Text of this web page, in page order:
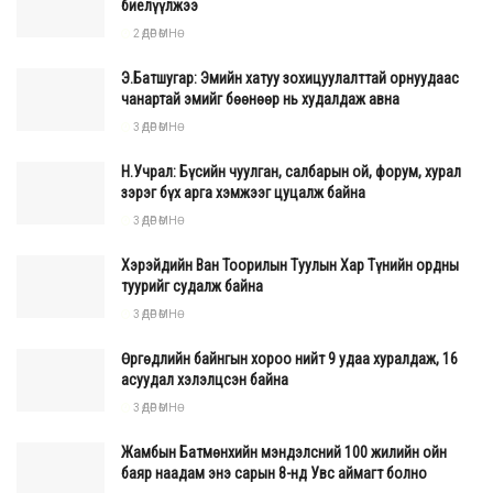
бага буюу сэрүүн, хур тунадасны хувьд Дорнодын өмнөд
хэсгээр дунджийн орчим, бусад нутгаар ахиу орох байх
төлөвтэй. Нэгдүгээр арав хоногийн ихэнх хугацаанд
сэрүүн, ялангуяа эхэн үеэр ихэнх нутгаар олон жилийн
дунджаас 3–5°C–аар бага байна. Цаашлаад хоёр болон
сэрүүснэ. Хур тунадасны хувьд нэг болон хоёрдугаар
арав хоногийн эхэн, гуравдугаар арав хоногийн дунд
бороо, дуу цахилгаантай аадар бороо орж, салхи
ширүүсэх нөхцөл бүрдэж болзошгүй.
хэсгээр олон жилийн дунджаас дулаан, бусад нутгаар
дунджийн орчим, хур тунадас нийт нутгаар дунджийн
дулаан байх хэдий ч нэгдүгээр арав хоногийн дунд,
хоёрдугаар арав хоногийн сүүл, гуравдугаар арав
биелүүлжээ
2 ӨДӨР ӨМНӨ
Э.Батшугар: Эмийн хатуу зохицуулалттай орнуудаас
чанартай эмийг бөөнөөр нь худалдаж авна
3 ӨДӨР ӨМНӨ
Н.Учрал: Бүсийн чуулган, салбарын ой, форум, хурал
зэрэг бүх арга хэмжээг цуцалж байна
3 ӨДӨР ӨМНӨ
Хэрэйдийн Ван Тоорилын Туулын Хар Түнийн ордны
туурийг судалж байна
3 ӨДӨР ӨМНӨ
Өргөдлийн байнгын хороо нийт 9 удаа хуралдаж, 16
асуудал хэлэлцсэн байна
3 ӨДӨР ӨМНӨ
Жамбын Батмөнхийн мэндэлсний 100 жилийн ойн
баяр наадам энэ сарын 8-нд Увс аймагт болно